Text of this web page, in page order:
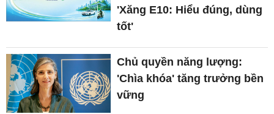
'Xăng E10: Hiểu đúng, dùng
tốt'
Chủ quyền năng lượng:
'Chìa khóa' tăng trưởng bền
vững